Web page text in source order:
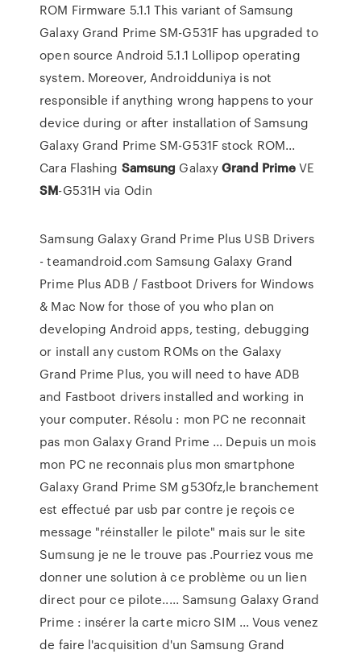
ROM Firmware 5.1.1 This variant of Samsung
Galaxy Grand Prime SM-G531F has upgraded to
open source Android 5.1.1 Lollipop operating
system. Moreover, Androidduniya is not
responsible if anything wrong happens to your
device during or after installation of Samsung
Galaxy Grand Prime SM-G531F stock ROM...
Cara Flashing Samsung GalaxyGrand PrimeVE
SM-G531H via Odin
Samsung Galaxy Grand Prime Plus USB Drivers
- teamandroid.com Samsung Galaxy Grand
Prime Plus ADB / Fastboot Drivers for Windows
& Mac Now for those of you who plan on
developing Android apps, testing, debugging
or install any custom ROMs on the Galaxy
Grand Prime Plus, you will need to have ADB
and Fastboot drivers installed and working in
your computer. Résolu : mon PC ne reconnait
pas mon Galaxy Grand Prime ... Depuis un mois
mon PC ne reconnais plus mon smartphone
Galaxy Grand Prime SM g530fz,le branchement
est effectué par usb par contre je reçois ce
message "réinstaller le pilote" mais sur le site
Sumsung je ne le trouve pas .Pourriez vous me
donner une solution à ce problème ou un lien
direct pour ce pilote..... Samsung Galaxy Grand
Prime : insérer la carte micro SIM ... Vous venez
de faire l'acquisition d'un Samsung Grand